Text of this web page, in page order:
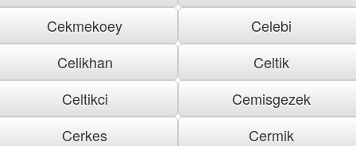
Cekmekoey
Celebi
Celikhan
Celtik
Celtikci
Cemisgezek
Cerkes
Cermik